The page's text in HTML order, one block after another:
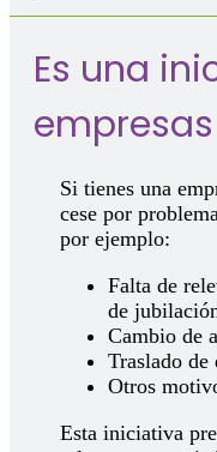
Es una
empresas
Si tienes una
cese por
por ejemplo:
Falta de
de
Cambio de
Traslado
Otros
Esta iniciativa